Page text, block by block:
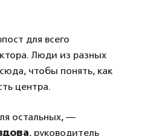
для всего
Люди из разных
чтобы понять, как
центра.
остальных, —
, руководитель